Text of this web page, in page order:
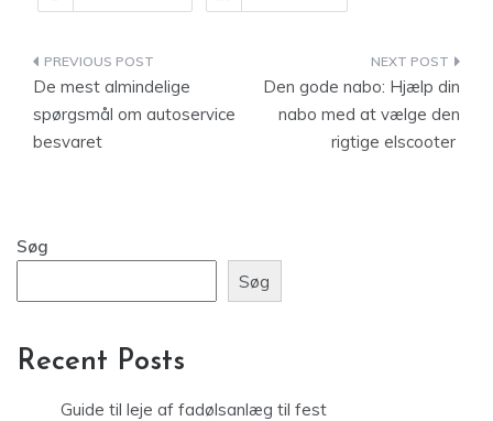
Indlægsnavigation
De mest almindelige
spørgsmål om autoservice
besvaret
Den gode nabo: Hjælp din
nabo med at vælge den
rigtige elscooter
Søg
Søg
Recent Posts
Guide til leje af fadølsanlæg til fest